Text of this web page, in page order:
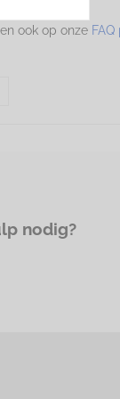
ook op onze
nodig?